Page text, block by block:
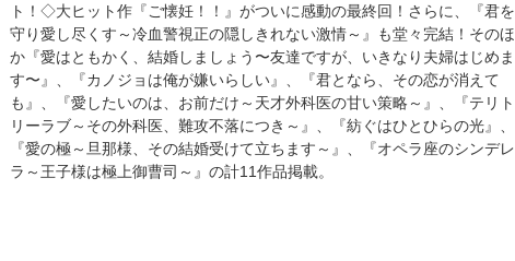
ト！◇大ヒット作『ご懐妊！！』がついに感動の最終回！さらに、『君を
守り愛し尽くす～冷血警視正の隠しきれない激情～』も堂々完結！そのほ
か『愛はともかく、結婚しましょう〜友達ですが、いきなり夫婦はじめま
す〜』、『カノジョは俺が嫌いらしい』、『君となら、その恋が消えて
も』、『愛したいのは、お前だけ～天才外科医の甘い策略～』、『テリト
リーラブ～その外科医、難攻不落につき～』、『紡ぐはひとひらの光』、
『愛の極～旦那様、その結婚受けて立ちます～』、『オペラ座のシンデレ
ラ～王子様は極上御曹司～』の計11作品掲載。